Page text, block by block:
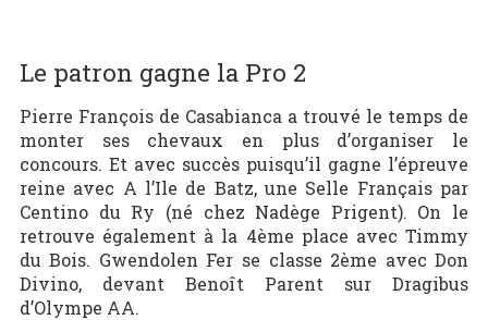
Le patron gagne la Pro 2
Pierre François de Casabianca a trouvé le temps de
monter ses chevaux en plus d’organiser le
concours. Et avec succès puisqu’il gagne l’épreuve
reine avec A l’Ile de Batz, une Selle Français par
Centino du Ry (né chez Nadège Prigent). On le
retrouve également à la 4ème place avec Timmy
du Bois. Gwendolen Fer se classe 2ème avec Don
Divino, devant Benoît Parent sur Dragibus
d’Olympe AA.